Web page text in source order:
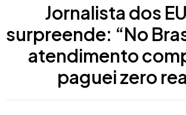
Jornalista dos
surpreende: “No
atendimento
paguei zero